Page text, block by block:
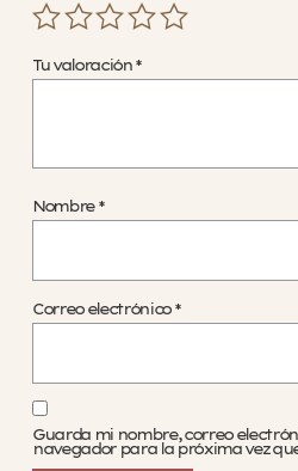
Tu valoración *
Nombre *
Correo electrónico *
Guarda mi nombre, correo
navegador para la próxima vez